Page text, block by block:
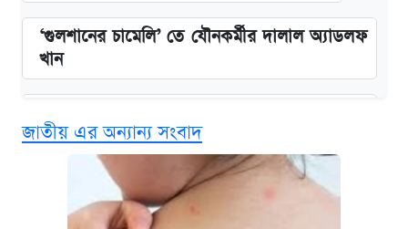
‘গুলশানের চামেলি’ তে যৌনকর্মীর দালাল অ্যাডলফ
খান
দাম ও ফিচার
কবে শুরু হচ্ছে ঢাবির ভর্তি আবেদন, জানাল কর্তৃপক্ষ
জাতীয় এর অন্যান্য সংবাদ